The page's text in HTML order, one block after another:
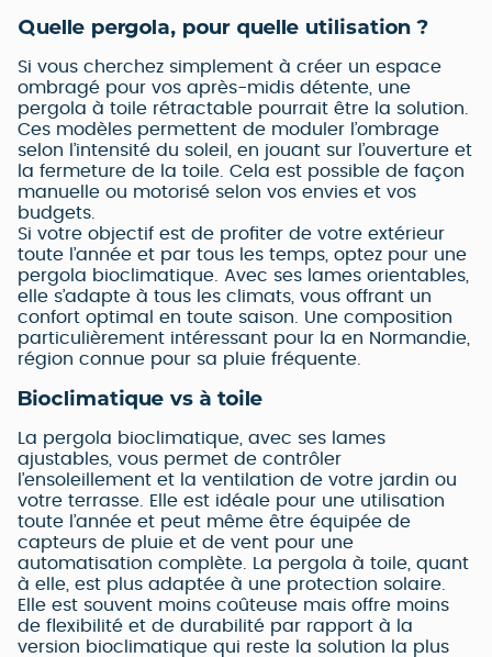
Quelle pergola, pour quelle utilisation ?
Si vous cherchez simplement à créer un espace
ombragé pour vos après-midis détente, une
pergola à toile rétractable pourrait être la solution.
Ces modèles permettent de moduler l’ombrage
selon l’intensité du soleil, en jouant sur l’ouverture et
la fermeture de la toile. Cela est possible de façon
manuelle ou motorisé selon vos envies et vos
budgets.
Si votre objectif est de profiter de votre extérieur
toute l’année et par tous les temps, optez pour une
pergola bioclimatique. Avec ses lames orientables,
elle s’adapte à tous les climats, vous offrant un
confort optimal en toute saison. Une composition
particulièrement intéressant pour la en Normandie,
région connue pour sa pluie fréquente.
Bioclimatique vs à toile
La pergola bioclimatique, avec ses lames
ajustables, vous permet de contrôler
l’ensoleillement et la ventilation de votre jardin ou
votre terrasse. Elle est idéale pour une utilisation
toute l’année et peut même être équipée de
capteurs de pluie et de vent pour une
automatisation complète. La pergola à toile, quant
à elle, est plus adaptée à une protection solaire.
Elle est souvent moins coûteuse mais offre moins
de flexibilité et de durabilité par rapport à la
version bioclimatique qui reste la solution la plus